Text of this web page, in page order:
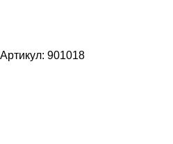
Артикул: 901018